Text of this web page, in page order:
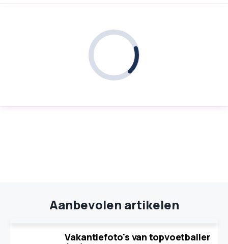
Aanbevolen artikelen
Vakantiefoto's van topvoetballer